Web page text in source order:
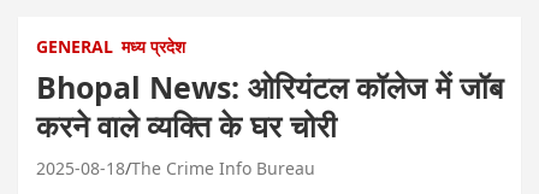
GENERAL मध्य प्रदेश
Bhopal News: ओरियंटल कॉलेज में जॉब
करने वाले व्यक्ति के घर चोरी
2025-08-18 The Crime Info Bureau